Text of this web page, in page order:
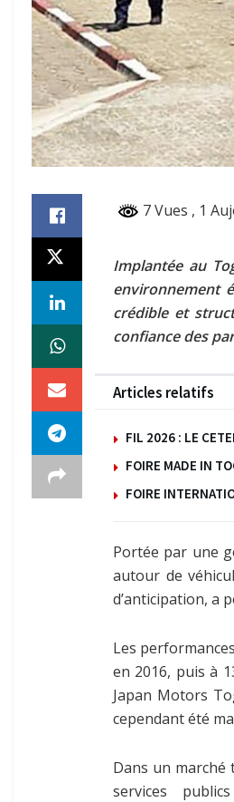
7 Vues , 1
Implantée au
environnement
crédible et
confiance des
Articles relatifs
FIL 2026 : LE
FOIRE MADE IN
FOIRE
Portée par une
autour de
d’anticipation, a
Les
en 2016, puis à
Japan Motors
cependant été
Dans un
services